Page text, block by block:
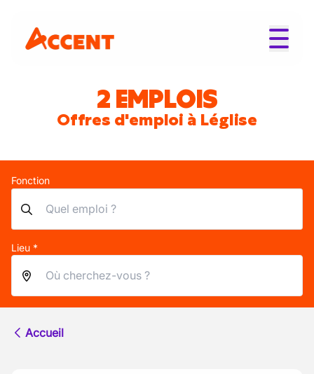
2 EMPLOIS
Offres d'emploi à Léglise
Fonction
Lieu *
Accueil